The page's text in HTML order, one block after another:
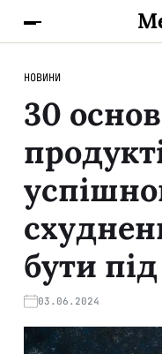
НОВИНИ
30
бути
03.06.2024